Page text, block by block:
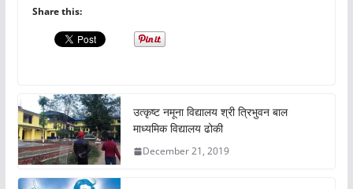
Share this:
उत्कृष्ट नमूना विद्यालय श्री त्रिभुवन बाल
माध्यमिक विद्यालय ढोकी
December 21, 2019